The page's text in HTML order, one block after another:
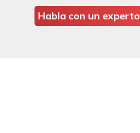
Habla con un experto